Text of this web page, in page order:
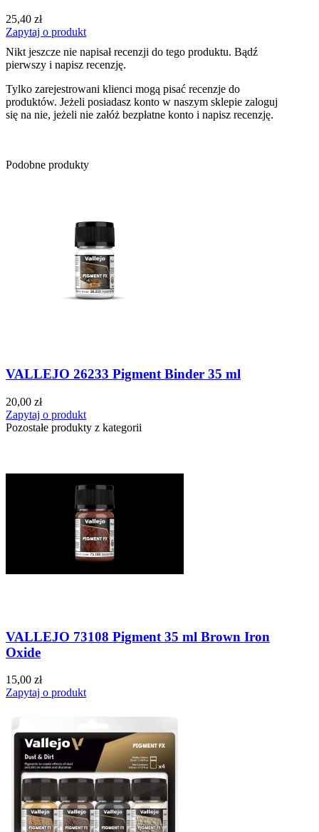
25,40 zł
Zapytaj o produkt
Nikt jeszcze nie napisał recenzji do tego produktu. Bądź
pierwszy i napisz recenzję.
Tylko zarejestrowani klienci mogą pisać recenzje do
produktów. Jeżeli posiadasz konto w naszym sklepie zaloguj
się na nie, jeżeli nie załóż bezpłatne konto i napisz recenzję.
Podobne produkty
VALLEJO 26233 Pigment Binder 35 ml
20,00 zł
Zapytaj o produkt
Pozostałe produkty z kategorii
VALLEJO 73108 Pigment 35 ml Brown Iron
Oxide
15,00 zł
Zapytaj o produkt